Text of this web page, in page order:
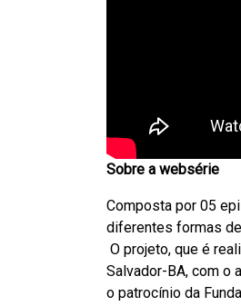
Sobre a websérie
Composta por 05
diferentes formas
O projeto, que é
Salvador-BA, com o
o patrocínio da